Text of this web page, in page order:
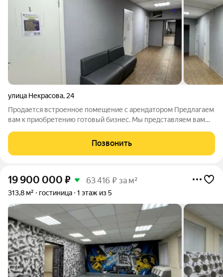
улица Некрасова, 24
Продается встроенное помещение с арендатором Предлагаем
вам к приобретению готовый бизнес. Мы представляем вам
24. Это помещение общей площадью 325 кв. м, находящееся на
цокольном этаже
Позвонить
19 900 000 ₽ 63 416 ₽ за м²
313,8 м² гостиница 1 этаж из 5